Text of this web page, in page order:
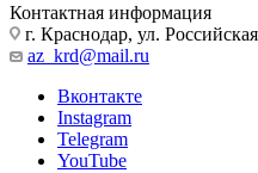
Контактная информация
г. Краснодар, ул.
az_krd@mail.ru
Вконтакте
Instagram
Telegram
YouTube